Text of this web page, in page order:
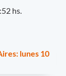
hs.
lunes 10